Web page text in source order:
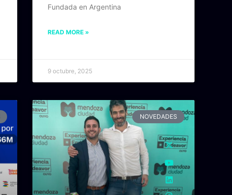
Fundada en Argentina
READ MORE »
9 octubre, 2025
NOVEDADES